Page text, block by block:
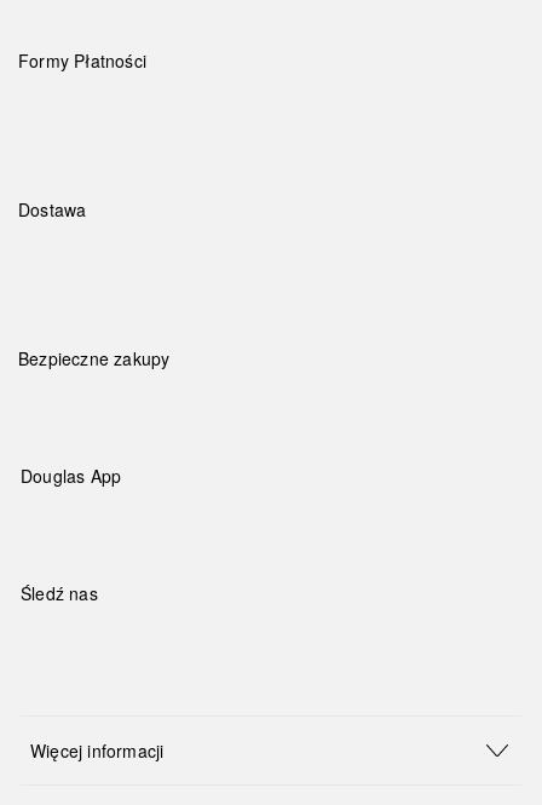
Formy Płatności
Dostawa
Bezpieczne zakupy
Douglas App
Śledź nas
Więcej informacji